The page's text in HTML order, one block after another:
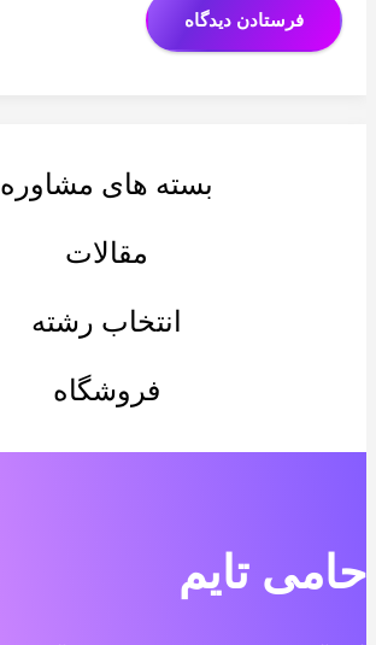
فرستادن دیدگاه
بسته های مشاوره
مقالات
انتخاب رشته
فروشگاه
حامی تایم